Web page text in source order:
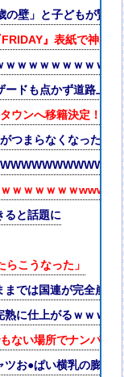
壁」と子どもが賢く
』表紙で神ボ
ｗｗｗｗｗｗｗｗｗ
ードも点かず道路上
ウンへ移籍決定！プ
つまらなくなった」
ｗｗｗｗｗｗwwww
ると話題に
らこうなった」
では国連が完全崩壊
熟に仕上がるｗｗｗｗ
ない場所でナンパさ
お●ぱい横乳の膨ら